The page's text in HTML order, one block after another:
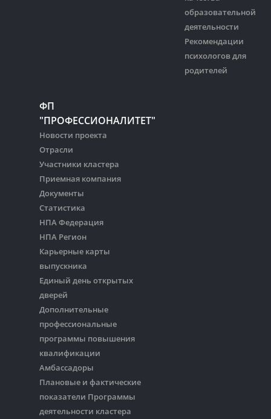
образовательной
деятельности
Рекомендации
психологов для
родителей
ФП
"ПРОФЕССИОНАЛИТЕТ"
Новости проекта
Отрасли
Участники кластера
Приемная компания
Документы
Статистика
НПА Федерация
НПА Регион
Карьерные карты
выпускника
Единый день открытых
дверей
Дополнительные
профессиональные
программы повышения
квалификации
Амбассадоры
Плановые и фактические
показатели Программы
деятельности кластера